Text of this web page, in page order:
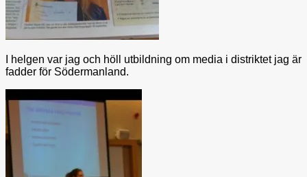
I helgen var jag och höll utbildning om media i distriktet jag är
fadder för Södermanland.